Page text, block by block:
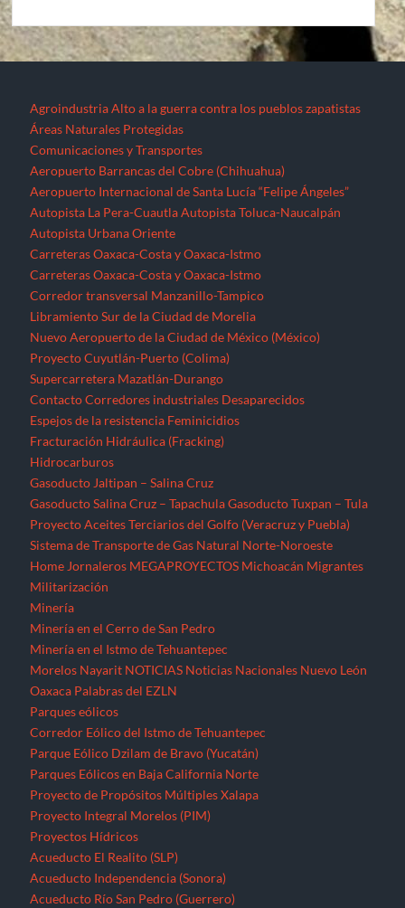
Carreteras Oaxaca-Costa y Oaxaca-Istmo
Carreteras Oaxaca-Costa y Oaxaca-Istmo
Corredor transversal Manzanillo-Tampico
Nuevo Aeropuerto de la Ciudad de México (México)
Proyecto Cuyutlán-Puerto (Colima)
Supercarretera Mazatlán-Durango
ContactoCorredores industrialesDesaparecidos
Espejos de la resistenciaFeminicidios
Fracturación Hidráulica (Fracking)
Hidrocarburos
Gasoducto Jaltipan – Salina Cruz
Gasoducto Salina Cruz – TapachulaGasoducto Tuxpan – Tula
Proyecto Aceites Terciarios del Golfo (Veracruz y Puebla)
Sistema de Transporte de Gas Natural Norte-Noroeste
Home JornalerosMEGAPROYECTOSMichoacánMigrantes
Militarización
Minería
Minería en el Cerro de San Pedro
Minería en el Istmo de Tehuantepec
MorelosNayaritNOTICIASNoticias Nacionales
OaxacaPalabras del EZLN
Parques eólicos
Corredor Eólico del Istmo de Tehuantepec
Parque Eólico Dzilam de Bravo (Yucatán)
Parques Eólicos en Baja California Norte
Proyecto de Propósitos Múltiples Xalapa
Proyecto Integral Morelos (PIM)
Proyectos Hídricos
Acueducto El Realito (SLP)
Acueducto Independencia (Sonora)
Acueducto Río San Pedro (Guerrero)
Hidroeléctrica La Parota (Guerrero)
Hidroeléctrica Las Cruces (Nayarit)
Hidroeléctrica Paso de la Reina (Oaxaca)
Hidroeléctrica Paso de la Reina (Oaxaca)
Hidroeléctricas en la Sierra Norte de Puebla
Presa La Maroma (SLP) Presa Los Pilares (Sonora)
Presa Picachos (Sinaloa)
Presa y Acueducto del Zapotillo (Jalisco)
Proyecto Hidráulico Monterrey VI
Proyecto Hídrico el Naranjal (Veracruz)
Puebla QuerétaroQuintana Roo